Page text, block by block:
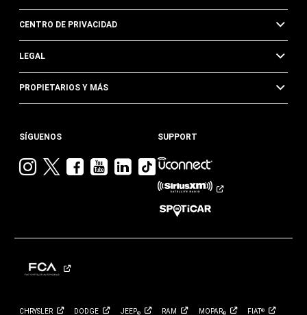
CENTRO DE PRIVACIDAD
LEGAL
PROPIETARIOS Y MÁS
SÍGUENOS
VisitaVisitaVisitaVisita
YouTube
Visita
Jeep
Linkedin
Visita
Jeep
en
TikTok
SUPPORT
CHRYSLER DODGE JEEP® RAM MOPAR® FIAT®